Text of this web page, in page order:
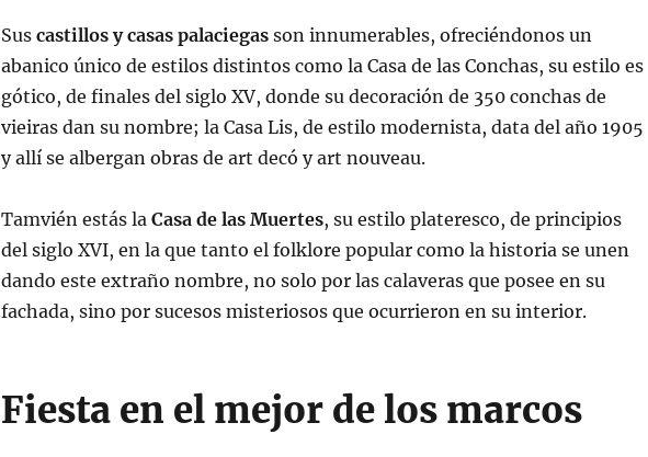
Sus castillos y casas palaciegasson innumerables, ofreciéndonos un
abanico único de estilos distintos como la Casa de las Conchas, su estilo es
gótico, de finales del siglo XV, donde su decoración de 350 conchas de
vieiras dan su nombre; la Casa Lis, de estilo modernista, data del año 1905
y allí se albergan obras de art decó y art nouveau.
Tamvién estás la Casa de las Muertes, su estilo plateresco, de principios
del siglo XVI, en la que tanto el folklore popular como la historia se unen
dando este extraño nombre, no solo por las calaveras que posee en su
fachada, sino por sucesos misteriosos que ocurrieron en su interior.
Fiesta en el mejor de los marcos